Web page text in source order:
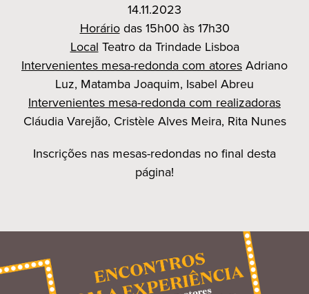
14.11.2023
Horáriodas 15h00 às 17h30
Local Teatro da Trindade Lisboa
Intervenientes mesa-redonda com atoresAdriano
Luz, Matamba Joaquim, Isabel Abreu
Intervenientes mesa-redonda com realizadoras
Cláudia Varejão, Cristèle Alves Meira, Rita Nunes
Inscrições nas mesas-redondas no final desta
página!